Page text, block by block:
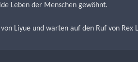
Leben der Menschen gewöhnt.
Liyue und warten auf den Ruf von Rex